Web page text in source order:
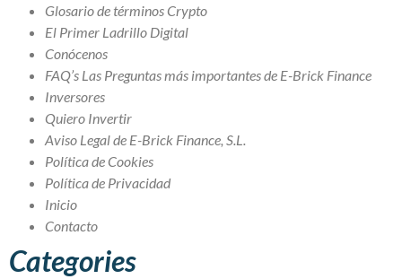
Glosario de términos Crypto
El Primer Ladrillo Digital
Conócenos
FAQ’s Las Preguntas más importantes de E-Brick Finance
Inversores
Quiero Invertir
Aviso Legal de E-Brick Finance, S.L.
Política de Cookies
Política de Privacidad
Inicio
Contacto
Categories